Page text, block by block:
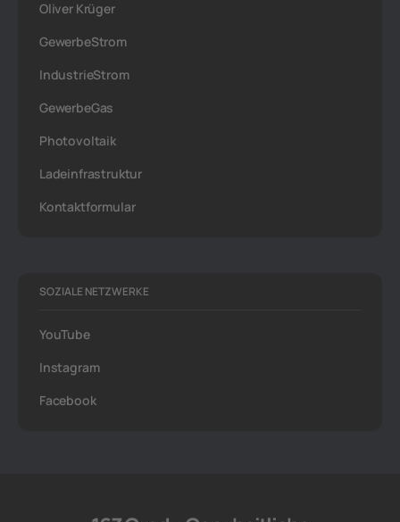
Oliver Krüger
GewerbeStrom
IndustrieStrom
GewerbeGas
Photovoltaik
Ladeinfrastruktur
Kontaktformular
SOZIALE NETZWERKE
YouTube
Instagram
Facebook